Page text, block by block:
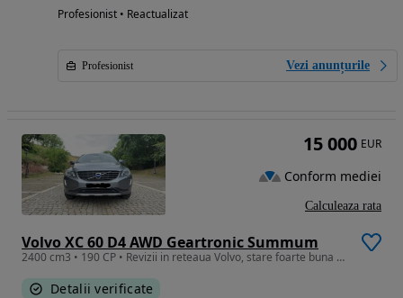
Profesionist • Reactualizat
Profesionist Vezi anunțurile
Volvo XC 60 D4 AWD Geartronic Summum
2400 cm3 • 190 CP • Revizii in reteaua Volvo, stare foarte buna de functionare!
Detalii verificate
15 000 EUR
Conform mediei
Calculeaza rata